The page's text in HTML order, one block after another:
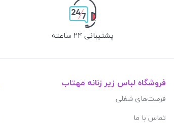
پشتیبانی 24 ساعته
فروشگاه لباس زیر زنانه مهتاب
فرصت‌های شغلی
تماس با ما